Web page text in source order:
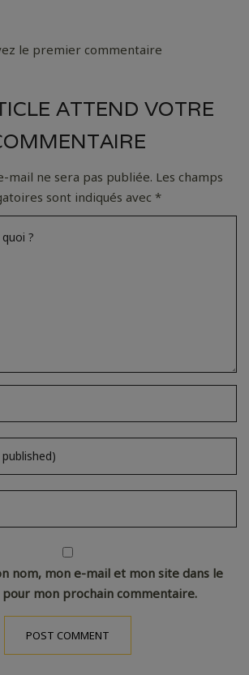
le premier commentaire
ATTEND VOTRE
mail ne sera pas publiée. Les champs
sont indiqués avec *
nom, mon e-mail et mon site dans le
mon prochain commentaire.